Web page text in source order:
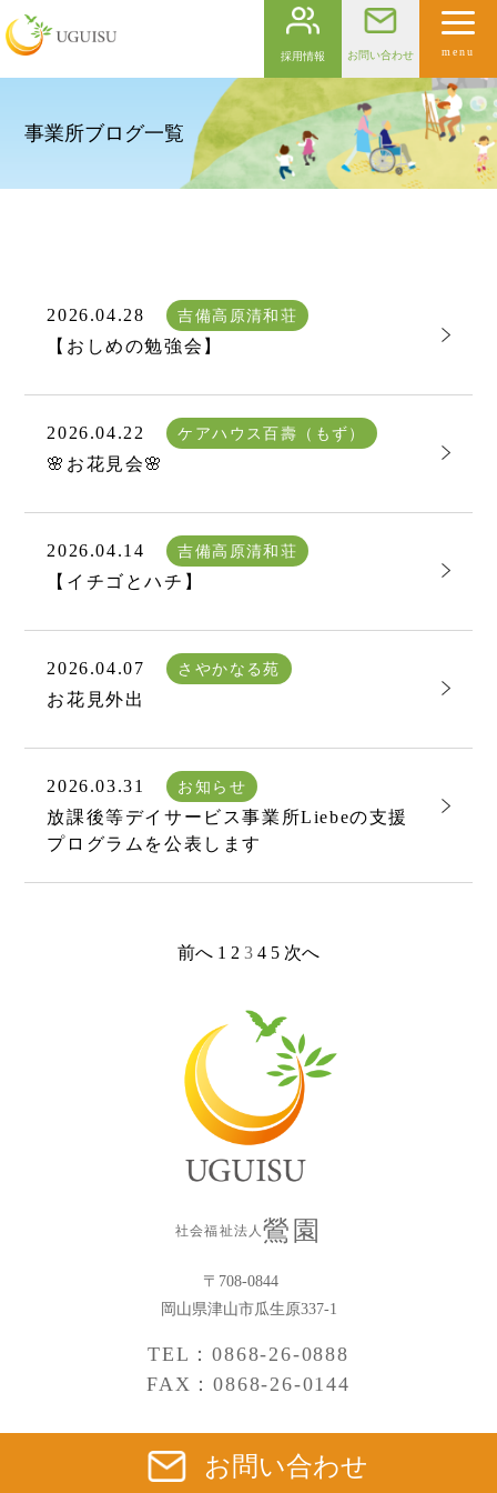
採用情報 お問い合わせ menu
事業所ブログ一覧
2026.04.28 吉備高原清和荘
【おしめの勉強会】
2026.04.22 ケアハウス百壽（もず）
🌸お花見会🌸
2026.04.14 吉備高原清和荘
【イチゴとハチ】
2026.04.07 さやかなる苑
お花見外出
2026.03.31 お知らせ
放課後等デイサービス事業所Liebeの支援
プログラムを公表します
前へ 1 2 3 4 5 次へ
社会福祉法人鶯園
〒708-0844
岡山県津山市瓜生原337-1
TEL：0868-26-0888
FAX：0868-26-0144
お問い合わせ